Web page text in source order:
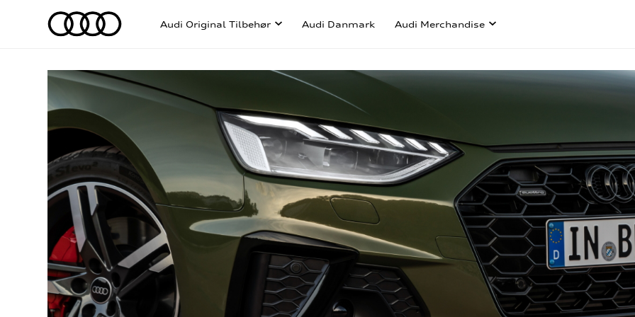
Audi Original Tilbehør Audi Danmark Audi Merchandise